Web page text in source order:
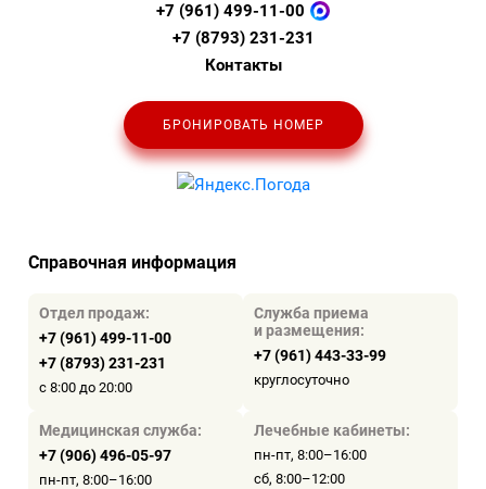
+7 (961) 499-11-00
+7 (8793) 231-231
Контакты
БРОНИРОВАТЬ НОМЕР
Справочная информация
Отдел продаж:
+7 (961) 499-11-00
+7 (8793) 231-231
с 8:00 до 20:00
Служба приема
и размещения:
+7 (961) 443-33-99
круглосуточно
Медицинская служба:
+7 (906) 496-05-97
пн-пт, 8:00–16:00
Лечебные кабинеты:
пн-пт, 8:00–16:00
сб, 8:00–12:00